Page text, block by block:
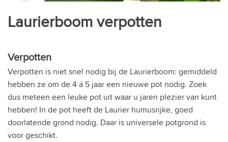
Laurierboom verpotten
Verpotten
Verpotten is niet snel nodig bij de Laurierboom: gemiddeld
hebben ze om de 4 á 5 jaar een nieuwe pot nodig. Zoek
dus meteen een leuke pot uit waar u jaren plezier van kunt
hebben! In de pot heeft de Laurier humusrijke, goed
doorlatende grond nodig. Daar is universele potgrond is
voor geschikt.